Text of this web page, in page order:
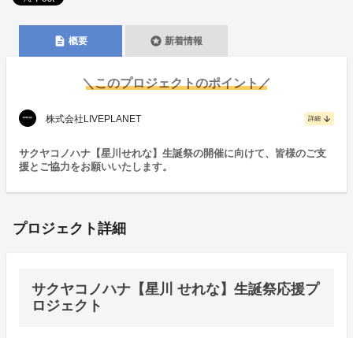
description 概要 stars 新着情報
＼このプロジェクトのポイント／
株式会社LIVEPLANET 詳細 arrow_downward
サクヤコノハナ【星川せれな】生誕祭の開催に向けて、皆様のご支
援とご協力をお願いいたします。
プロジェクト詳細
サクヤコノハナ【星川 せれな】生誕祭応援プ
ロジェクト